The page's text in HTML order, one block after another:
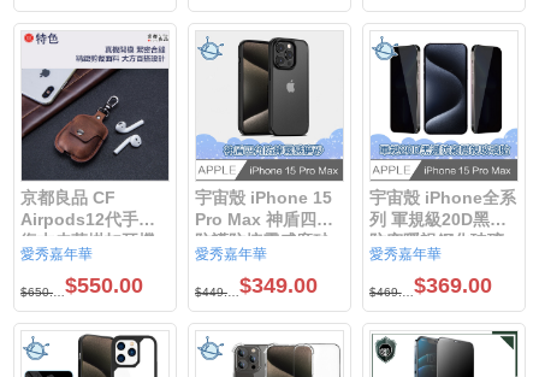
京都良品 CF
Airpods12代手工
復古皮革掛扣耳機
保護套 棕色
愛秀嘉年華
$650.00$550.00
宇宙殼 iPhone 15
Pro Max 神盾四角
防護防摔霧感磨砂
手機保護殼 449
349
愛秀嘉年華
$449.00 $349.00
宇宙殼 iPhone全系
列 軍規級20D黑邊
防窺隱視鋼化玻璃
保護貼iPhone15
Pro Max /
iPhone15 Pro /
iPhone15plus /
iPhone15
愛秀嘉年華
$469.00 $369.00